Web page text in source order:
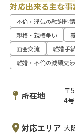
対応出来る主な事
不倫・浮気の慰謝料
親権・親権争い
面会交流
離婚手
離婚・不倫の減額交渉
所在地
〒
4
対応エリア 大